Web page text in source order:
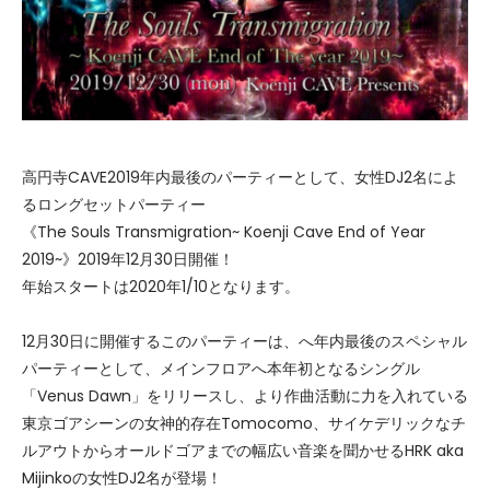
高円寺CAVE2019年内最後のパーティーとして、女性DJ2名によ
るロングセットパーティー
《The Souls Transmigration~ Koenji Cave End of Year
2019~》2019年12月30日開催！
年始スタートは2020年1/10となります。
12月30日に開催するこのパーティーは、へ年内最後のスペシャル
パーティーとして、メインフロアへ本年初となるシングル
「Venus Dawn」をリリースし、より作曲活動に力を入れている
東京ゴアシーンの女神的存在Tomocomo、サイケデリックなチ
ルアウトからオールドゴアまでの幅広い音楽を聞かせるHRK aka
Mijinkoの女性DJ2名が登場！